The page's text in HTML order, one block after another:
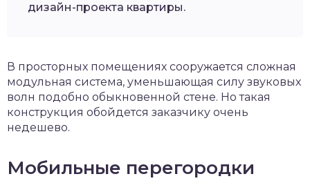
дизайн-проекта квартиры.
В просторных помещениях сооружается сложная
модульная система, уменьшающая силу звуковых
волн подобно обыкновенной стене. Но такая
конструкция обойдется заказчику очень
недешево.
Мобильные перегородки